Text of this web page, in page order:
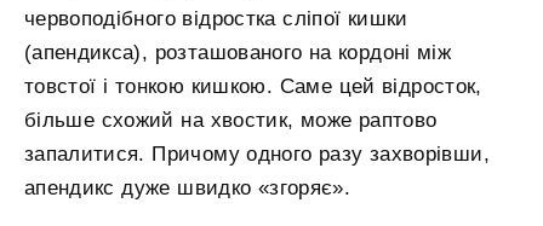
червоподібного відростка сліпої кишки
(апендикса), розташованого на кордоні між
товстої і тонкою кишкою. Саме цей відросток,
більше схожий на хвостик, може раптово
запалитися. Причому одного разу захворівши,
апендикс дуже швидко «згоряє».